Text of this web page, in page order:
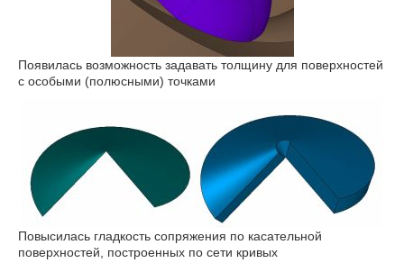
Появилась возможность задавать толщину для поверхностей
с особыми (полюсными) точками
Повысилась гладкость сопряжения по касательной
поверхностей, построенных по сети кривых